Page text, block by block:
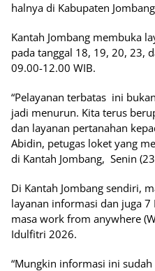
halnya di Kabupaten
Kantah Jombang membuka
pada tanggal 18, 19, 20, 23,
09.00-12.00 WIB.
“Pelayanan terbatas ini
jadi menurun. Kita terus
dan layanan pertanahan
Abidin, petugas loket yang
di Kantah Jombang, Senin
Di Kantah Jombang sendiri,
layanan informasi dan juga 7
masa work from anywhere
Idulfitri 2026.
“Mungkin informasi ini